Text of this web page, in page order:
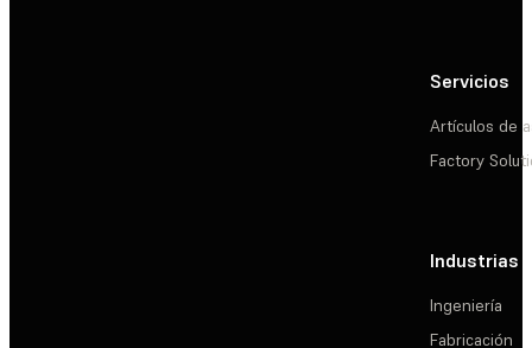
Servicios
Artículos de
Factory
Industrias
Ingeniería
Fabricación